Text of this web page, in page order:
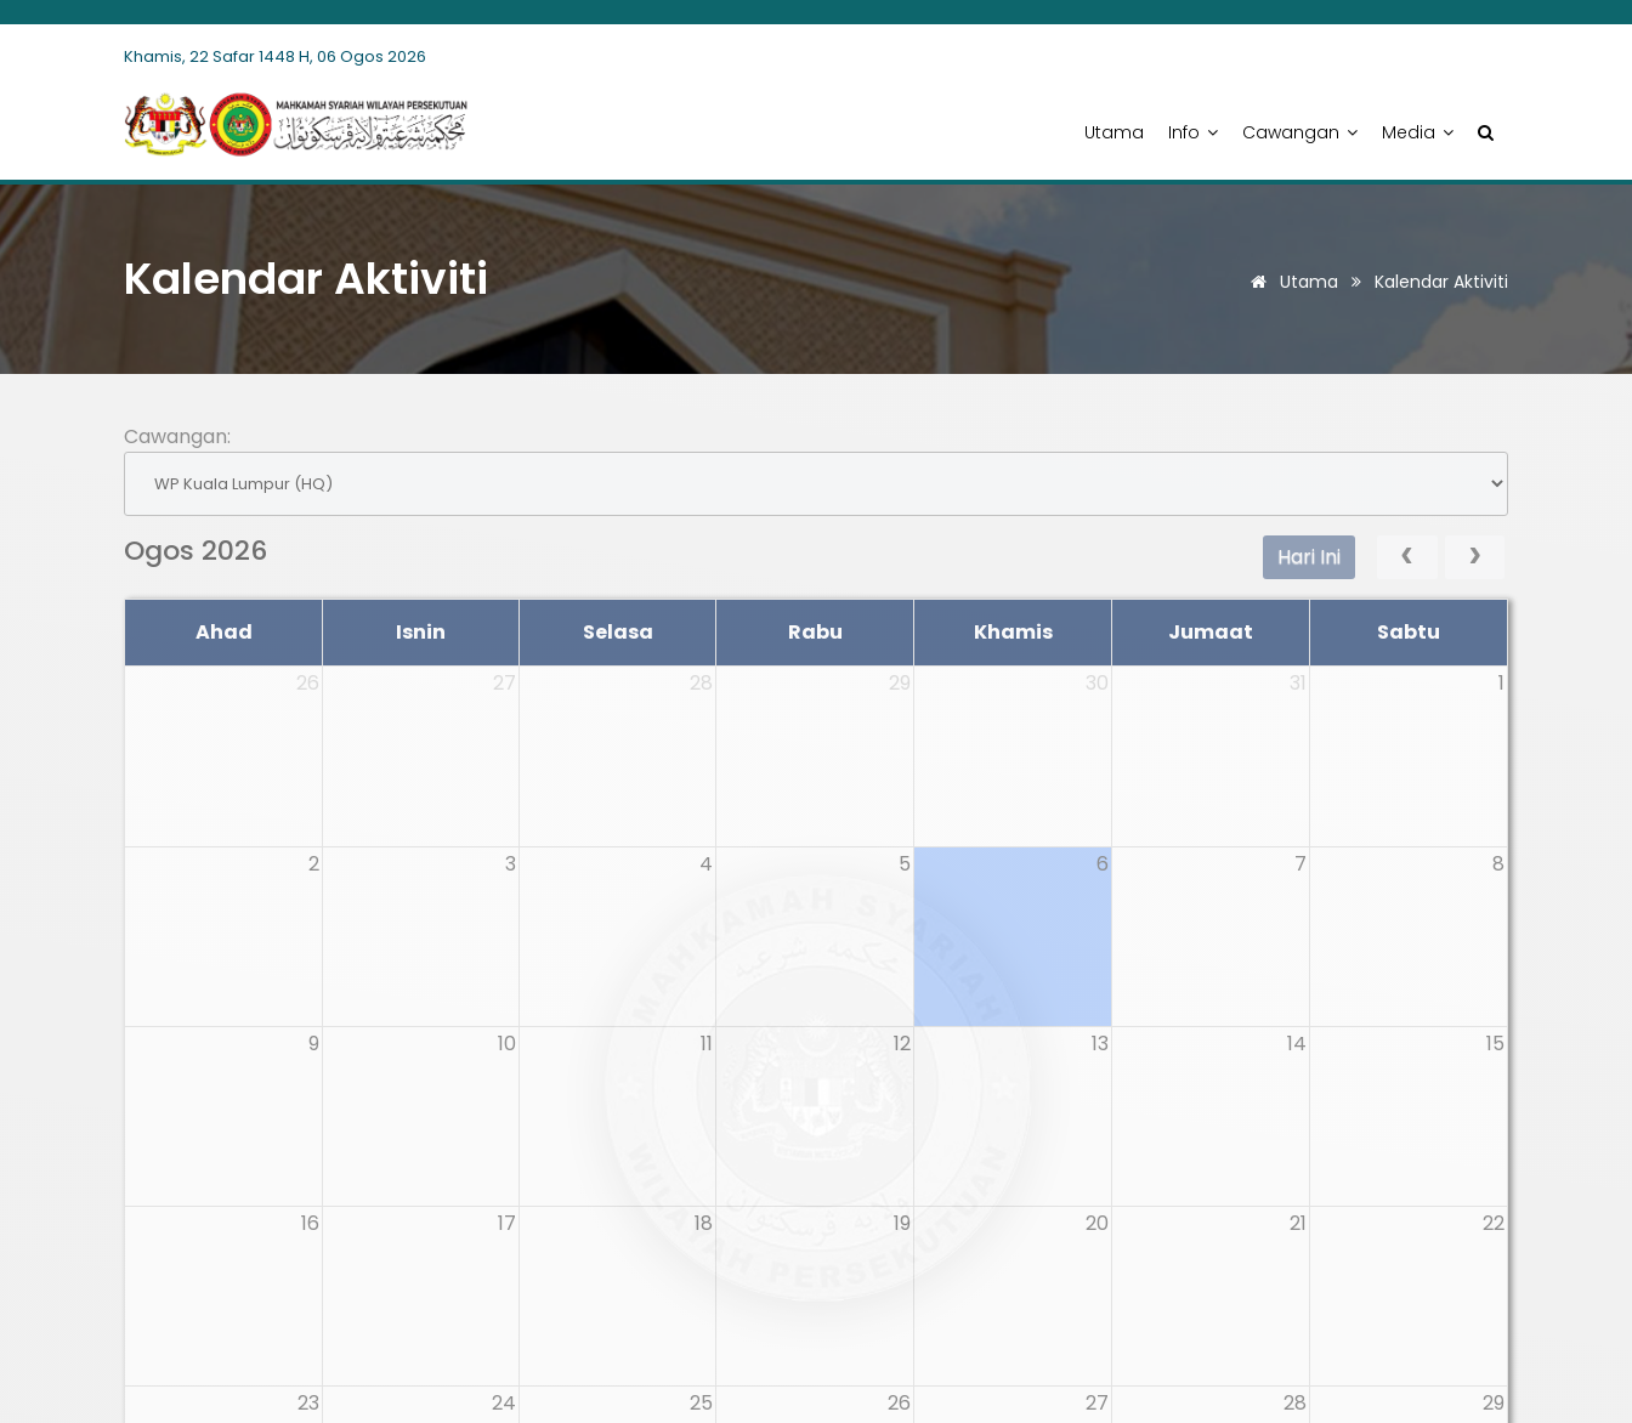
Khamis, 22 Safar 1448 H, 06 Ogos 2026
Utama Info Cawangan Media
Kalendar Aktiviti Utama Kalendar Aktiviti
Cawangan:
Ogos 2026 Hari Ini
Ahad Isnin Selasa Rabu Khamis Jumaat
Sabtu
26
27 28 29 30 31 1
2 3 4 5 6 7 8
9 10 11 12 13 14 15
16 17 18 19 20 21 22
23 24 25 26 27 28 29